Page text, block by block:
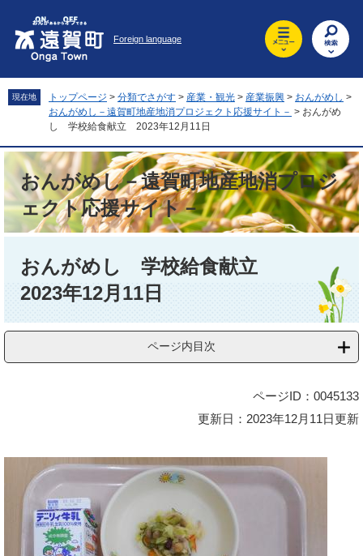
先
頭
。
を
飛
て
へ
Foreign language
現在地 トップページ > 分類でさがす > 産業・観光 > 産業振興 > おんがめし >
おんがめし－遠賀町地産地消プロジェクト応援サイト－ > おんがめ
し 学校給食献立 2023年12月11日
おんがめし－遠賀町地産地消プロジ
ェクト応援サイト－
おんがめし 学校給食献立
2023年12月11日
ページ内目次
ページID：0045133
更新日：2023年12月11日更新